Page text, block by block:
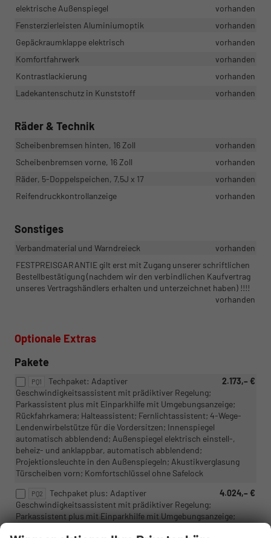
elektrische Außenspiegel
vorhanden
Fensterzierleisten Aluminiumoptik
vorhanden
Gepäckraumklappe elektrisch
vorhanden
Komfortfahrwerk
vorhanden
Kontrastlackierung
vorhanden
Ladekantenschutz in Kunststoff
vorhanden
Räder & Technik
Scheibenbremsen hinten, 16 Zoll
vorhanden
Scheibenbremsen vorne, 16 Zoll
vorhanden
Räder, 5-Doppelspeichen, 7,5J x 17
vorhanden
Reifendruckkontrollanzeige
vorhanden
Sonstiges
Verbandmaterial und Warndreieck
vorhanden
FESTPREISGARANTIE gilt erst mit Zugang unserer schriftlichen
Bestellbestätigung (nachdem wir den verbindlichen Kaufvertrag
unseres Vertragshändlers erhalten und unterzeichnet haben) !!!!
vorhanden
Optionale Extras
Pakete
PQ1 2.173,– €
Techpaket: Adaptiver
Geschwindigkeitsassistent mit prädiktiver Regelung;
Parkassistent plus mit Einparkhilfe mit Umgebungsanzeige;
Rückfahrkamera; Halteassistent; Fernlichtassistent; 4-Wege-
Lendenwirbelstütze für die Vordersitzen; Innenspiegel
automatisch abblendend; Außenspiegel elektrisch einstell-,
beheiz- und anklappbar, automatisch abblendend;
Projektionsleuchte in den Außenspiegeln; Akustikverglasung
Türscheiben vorn; Komfortschlüssel ohne Safelock
PQ2 4.024,– €
Techpaket plus: Adaptiver
Geschwindigkeitsassistent mit prädiktiver Regelung;
Parkassistent plus mit Einparkhilfe mit Umgebungsanzeige;